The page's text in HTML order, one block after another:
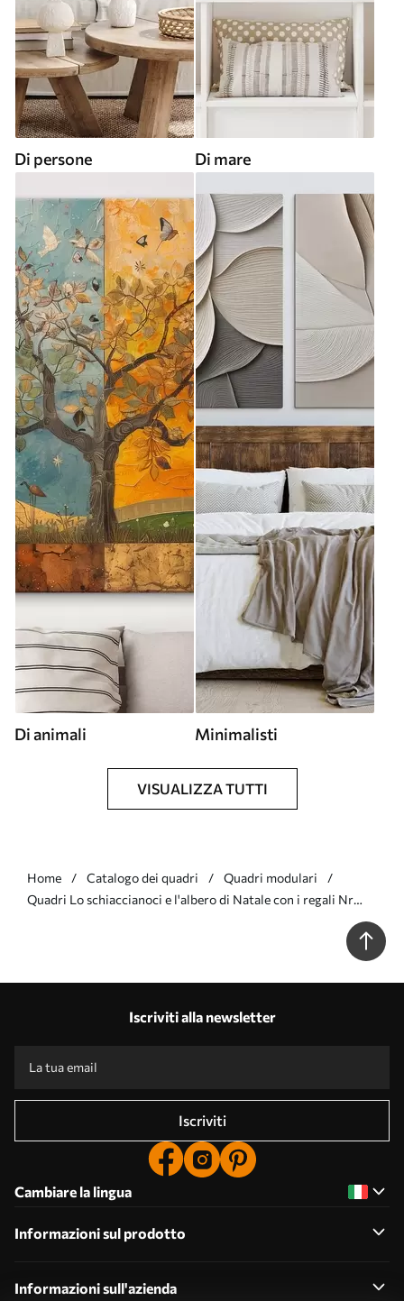
Di persone Di mare
Di animali Minimalisti
VISUALIZZA TUTTI
Home Catalogo dei quadri
Quadri modulari
Quadri Lo schiaccianoci e l'albero di Natale con i regali Nr
Iscriviti alla newsletter
Iscriviti
Cambiare la lingua
Informazioni sul prodotto
Informazioni sull'azienda